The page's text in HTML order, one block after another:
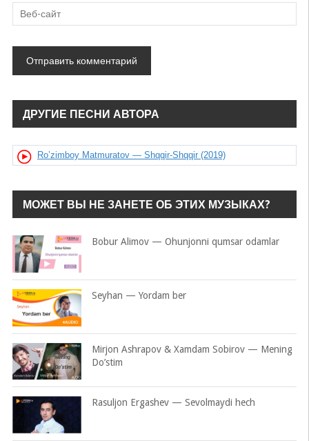
ДРУГИЕ ПЕСНИ АВТОРА
Ro’zimboy Matmuratov — Shqqir-Shqqir (2019)
МОЖЕТ ВЫ НЕ ЗАНЕТЕ ОБ ЭТИХ МУЗЫКАХ?
Bobur Alimov — Ohunjonni qumsar odamlar
Seyhan — Yordam ber
Mirjon Ashrapov & Xamdam Sobirov — Mening
Do’stim
Rasuljon Ergashev — Sevolmaydi hech